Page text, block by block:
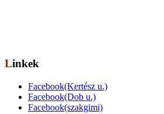
Linkek
Facebook(Kertész u.)
Facebook(Dob u.)
Facebook(szakgimi)